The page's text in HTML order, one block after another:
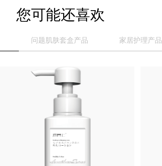
您可能还喜欢
问题肌肤套盒产品 家居护理产品